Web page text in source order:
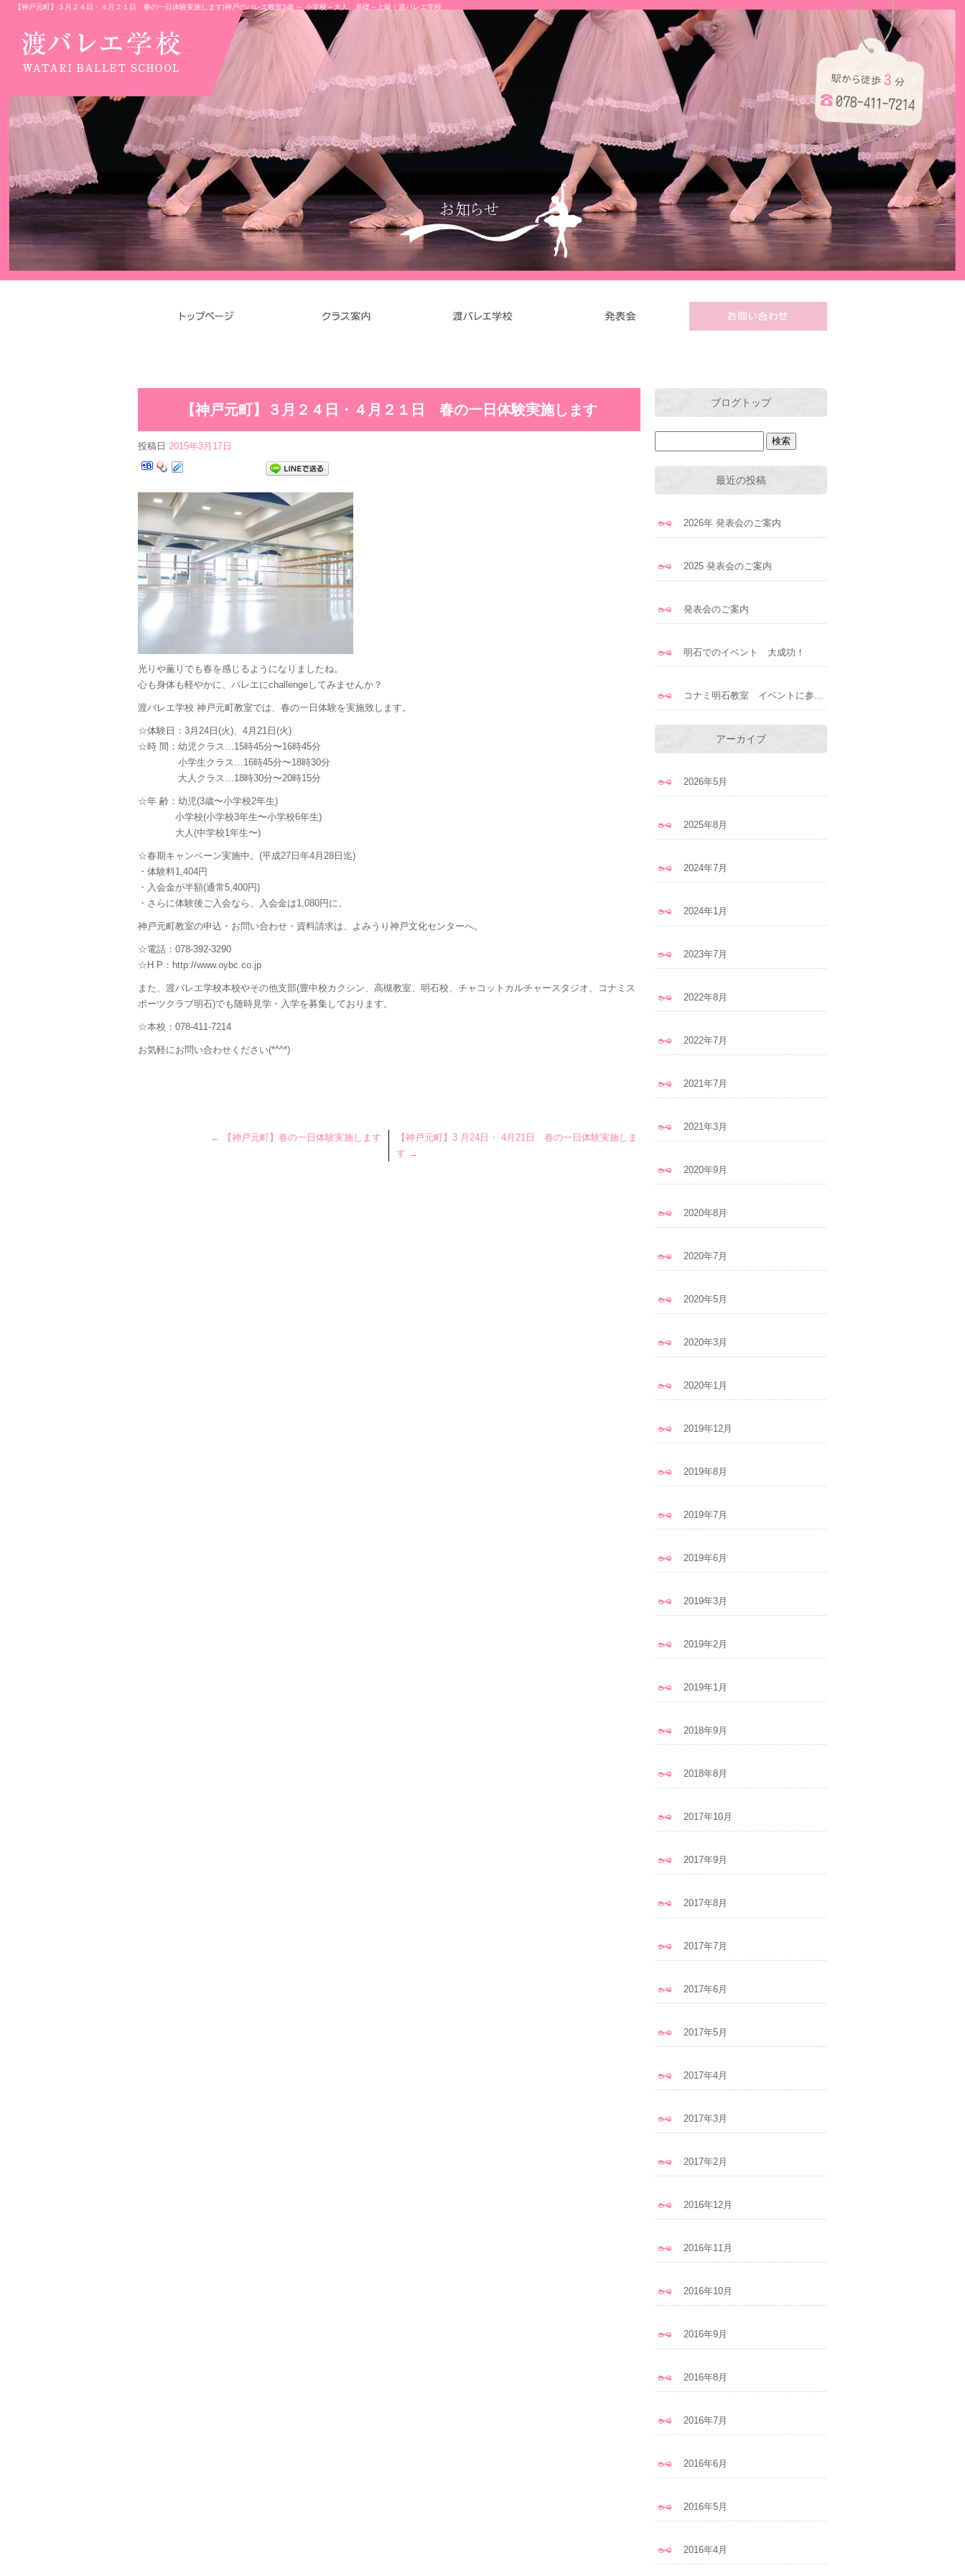
【神戸元町】３月２４日・４月２１日 春の一日体験実施します|神戸のバレエ教室3歳 ～ 小学校～大人、基礎～上級｜渡バレエ学校
【神戸元町】３月２４日・４月２１日 春の一日体験実施します
投稿日 2015年3月17日
光りや薫りでも春を感じるようになりましたね。
心も身体も軽やかに、バレエにchallengeしてみませんか？
渡バレエ学校 神戸元町教室では、春の一日体験を実施致します。
☆体験日：3月24日(火)、4月21日(火)
☆時 間：幼児クラス…15時45分〜16時45分
小学生クラス…16時45分〜18時30分
大人クラス…18時30分〜20時15分
☆年 齢：幼児(3歳〜小学校2年生)
小学校(小学校3年生〜小学校6年生)
大人(中学校1年生〜)
☆春期キャンペーン実施中。(平成27日年4月28日迄)
・体験料1,404円
・入会金が半額(通常5,400円)
・さらに体験後ご入会なら、入会金は1,080円に。
神戸元町教室の申込・お問い合わせ・資料請求は、よみうり神戸文化センターへ。
☆電話：078-392-3290
☆H P：http://www.oybc.co.jp
また、渡バレエ学校本校やその他支部(豊中校カクシン、高槻教室、明石校、チャコットカルチャースタジオ、コナミス
ポーツクラブ明石)でも随時見学・入学を募集しております。
☆本校：078-411-7214
お気軽にお問い合わせください(*^^*)
← 【神戸元町】春の一日体験実施します
【神戸元町】3 月24日・ 4月21日 春の一日体験実施しま
す →
ブログトップ
最近の投稿
2026年 発表会のご案内
2025 発表会のご案内
発表会のご案内
明石でのイベント 大成功！
コナミ明石教室 イベントに参加します！
アーカイブ
2026年5月
2025年8月
2024年7月
2024年1月
2023年7月
2022年8月
2022年7月
2021年7月
2021年3月
2020年9月
2020年8月
2020年7月
2020年5月
2020年3月
2020年1月
2019年12月
2019年8月
2019年7月
2019年6月
2019年3月
2019年2月
2019年1月
2018年9月
2018年8月
2017年10月
2017年9月
2017年8月
2017年7月
2017年6月
2017年5月
2017年4月
2017年3月
2017年2月
2016年12月
2016年11月
2016年10月
2016年9月
2016年8月
2016年7月
2016年6月
2016年5月
2016年4月